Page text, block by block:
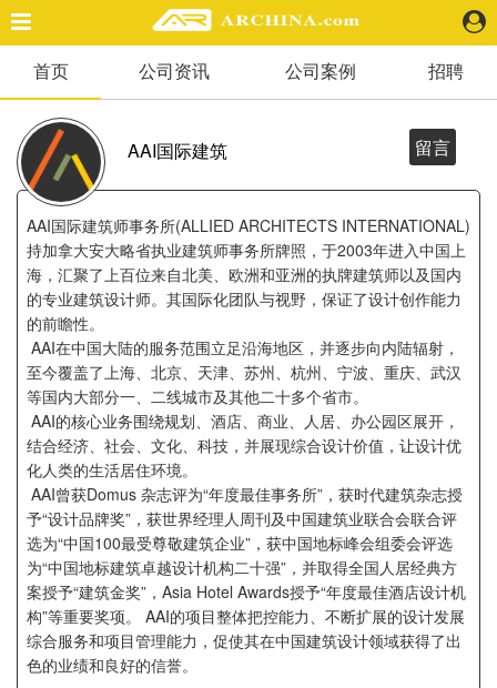
精选案例
建 筑
景 观
室 内
视 频
头条资讯
业 界
机 构
人 物
地 产
快速搜索
企业招聘
企业会员
关于投稿
广告投放
首页 公司资讯 公司案例 招聘
AAI国际建筑 留言
AAI国际建筑师事务所(ALLIED ARCHITECTS INTERNATIONAL)
持加拿大安大略省执业建筑师事务所牌照，于2003年进入中国上
海，汇聚了上百位来自北美、欧洲和亚洲的执牌建筑师以及国内
的专业建筑设计师。其国际化团队与视野，保证了设计创作能力
的前瞻性。
AAI在中国大陆的服务范围立足沿海地区，并逐步向内陆辐射，
至今覆盖了上海、北京、天津、苏州、杭州、宁波、重庆、武汉
等国内大部分一、二线城市及其他二十多个省市。
AAI的核心业务围绕规划、酒店、商业、人居、办公园区展开，
结合经济、社会、文化、科技，并展现综合设计价值，让设计优
化人类的生活居住环境。
AAI曾获Domus 杂志评为“年度最佳事务所”，获时代建筑杂志授
予“设计品牌奖”，获世界经理人周刊及中国建筑业联合会联合评
选为“中国100最受尊敬建筑企业”，获中国地标峰会组委会评选
为“中国地标建筑卓越设计机构二十强”，并取得全国人居经典方
案授予“建筑金奖”，Asia Hotel Awards授予“年度最佳酒店设计机
构”等重要奖项。 AAI的项目整体把控能力、不断扩展的设计发展
综合服务和项目管理能力，促使其在中国建筑设计领域获得了出
色的业绩和良好的信誉。